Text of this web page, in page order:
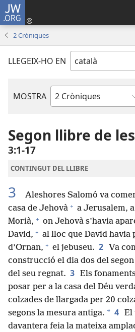
JW.ORG
2 Cròniques
LLEGEIX-HO EN
MOSTRA
Llibre
Segon llibre de
3:1-17
CONTINGUT DEL LLIBRE
3
Aleshores Salomó va
casa de Jehovà + a Jerusalem,
Morià, + on Jehovà s’havia
David, + al lloc que David havia
d’Ornan, + el jebuseu. 2
Va
construcció el dia dos del
del seu regnat. 3 Els
posar per a la casa del Déu
colzades de llargada per 20
segons la mesura antiga. * 4 El
davantera feia la mateixa